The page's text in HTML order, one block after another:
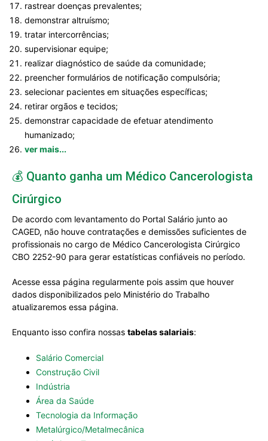
rastrear doenças prevalentes;
demonstrar altruísmo;
tratar intercorrências;
supervisionar equipe;
realizar diagnóstico de saúde da comunidade;
preencher formulários de notificação compulsória;
selecionar pacientes em situações específicas;
retirar orgãos e tecidos;
demonstrar capacidade de efetuar atendimento
humanizado;
ver mais...
💰 Quanto ganha um Médico Cancerologista
Cirúrgico
De acordo com levantamento do Portal Salário junto ao
CAGED, não houve contratações e demissões suficientes de
profissionais no cargo de Médico Cancerologista Cirúrgico
CBO 2252-90 para gerar estatísticas confiáveis no período.
Acesse essa página regularmente pois assim que houver
dados disponibilizados pelo Ministério do Trabalho
atualizaremos essa página.
Enquanto isso confira nossas tabelas salariais:
Salário Comercial
Construção Civil
Indústria
Área da Saúde
Tecnologia da Informação
Metalúrgico/Metalmecânica